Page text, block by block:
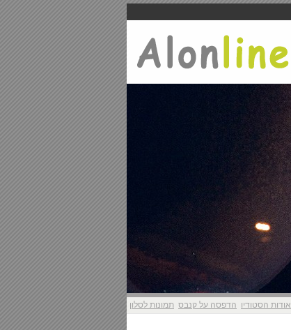
אודות הסטודיו הדפסה על קנבס תמונות לסלון